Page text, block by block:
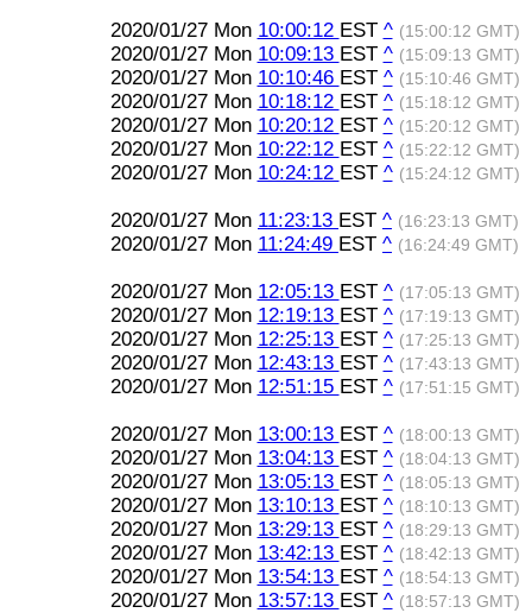
2020/01/27 Mon 10:00:12 EST ^ (15:00:12 GMT)
2020/01/27 Mon 10:09:13 EST ^ (15:09:13 GMT)
2020/01/27 Mon 10:10:46 EST ^ (15:10:46 GMT)
2020/01/27 Mon 10:18:12 EST ^ (15:18:12 GMT)
2020/01/27 Mon 10:20:12 EST ^ (15:20:12 GMT)
2020/01/27 Mon 10:22:12 EST ^ (15:22:12 GMT)
2020/01/27 Mon 10:24:12 EST ^ (15:24:12 GMT)
2020/01/27 Mon 11:23:13 EST ^ (16:23:13 GMT)
2020/01/27 Mon 11:24:49 EST ^ (16:24:49 GMT)
2020/01/27 Mon 12:05:13 EST ^ (17:05:13 GMT)
2020/01/27 Mon 12:19:13 EST ^ (17:19:13 GMT)
2020/01/27 Mon 12:25:13 EST ^ (17:25:13 GMT)
2020/01/27 Mon 12:43:13 EST ^ (17:43:13 GMT)
2020/01/27 Mon 12:51:15 EST ^ (17:51:15 GMT)
2020/01/27 Mon 13:00:13 EST ^ (18:00:13 GMT)
2020/01/27 Mon 13:04:13 EST ^ (18:04:13 GMT)
2020/01/27 Mon 13:05:13 EST ^ (18:05:13 GMT)
2020/01/27 Mon 13:10:13 EST ^ (18:10:13 GMT)
2020/01/27 Mon 13:29:13 EST ^ (18:29:13 GMT)
2020/01/27 Mon 13:42:13 EST ^ (18:42:13 GMT)
2020/01/27 Mon 13:54:13 EST ^ (18:54:13 GMT)
2020/01/27 Mon 13:57:13 EST ^ (18:57:13 GMT)